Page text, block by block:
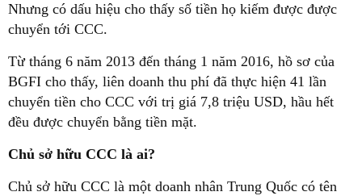
Nhưng có dấu hiệu cho thấy số tiền họ kiếm được được
chuyển tới CCC.
Từ tháng 6 năm 2013 đến tháng 1 năm 2016, hồ sơ của
BGFI cho thấy, liên doanh thu phí đã thực hiện 41 lần
chuyển tiền cho CCC với trị giá 7,8 triệu USD, hầu hết
đều được chuyển bằng tiền mặt.
Chủ sở hữu CCC là ai?
Chủ sở hữu CCC là một doanh nhân Trung Quốc có tên